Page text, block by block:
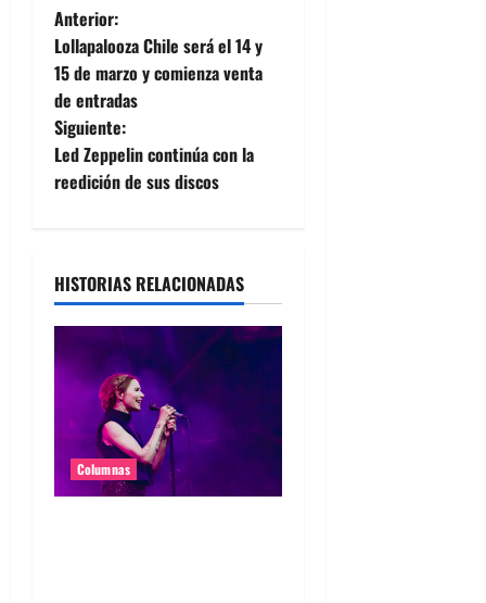
N
a
v
e
c
i
ó
d
Anterior:
Lollapalooza Chile será el 14 y
15 de marzo y comienza venta
de entradas
Siguiente:
Led Zeppelin continúa con la
reedición de sus discos
HISTORIAS RELACIONADAS
Columnas